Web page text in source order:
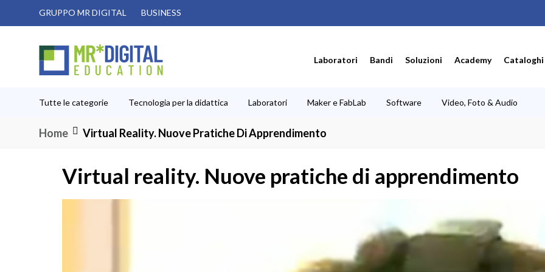
Salta
GRUPPO MR DIGITAL BUSINESS
Laboratori Bandi Soluzioni Academy Cataloghi
Tutte le categorie Tecnologia per la didattica Laboratori Maker e FabLab Software Video, Foto & Audio
Home Virtual Reality. Nuove Pratiche Di Apprendimento
Virtual reality. Nuove pratiche di apprendimento